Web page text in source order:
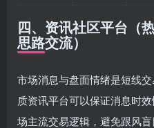
四、资讯社区平台（
思路交流）
市场消息与盘面情绪是短线
质资讯平台可以保证消息时
场主流交易逻辑，避免跟风盲